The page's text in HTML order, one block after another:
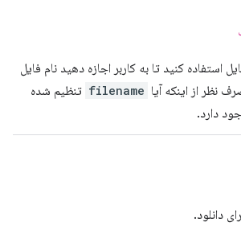
استفاده کنید تا به کاربر اجازه دهید نام فایل
نظر از اینکه آیا filename تنظیم شده
دارد.
دانلود.